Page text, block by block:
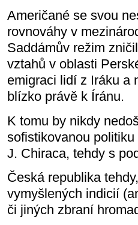
Američané se svou
rovnováhy v
Saddámův režim
vztahů v oblasti
emigraci lidí z Iráku a
blízko právě k Íránu.
K tomu by nikdy
sofistikovanou
J. Chiraca, tehdy s
Česká republika
vymyšlených indicií
či jiných zbraní